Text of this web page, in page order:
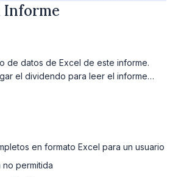
Informe
de datos de Excel de este informe.
el dividendo para leer el informe
continuación.
en formato Excel para un usuario
no permitida